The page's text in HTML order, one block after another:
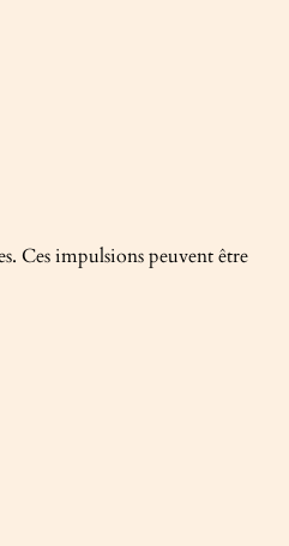
Ces impulsions peuvent être